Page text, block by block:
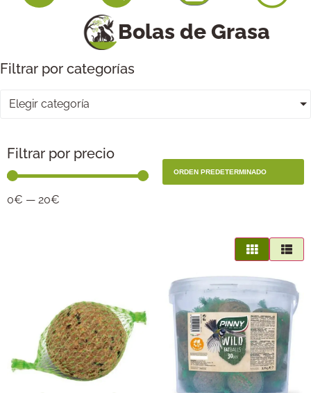
Bolas de Grasa
Filtrar por categorías
Elegir categoría
Filtrar por precio
0€ — 20€